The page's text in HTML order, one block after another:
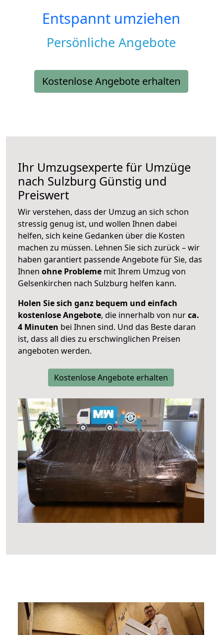
Entspannt umziehen
Persönliche Angebote
Kostenlose Angebote erhalten
Ihr Umzugsexperte für Umzüge
nach Sulzburg Günstig und
Preiswert
Wir verstehen, dass der Umzug an sich schon
stressig genug ist, und wollen Ihnen dabei
helfen, sich keine Gedanken über die Kosten
machen zu müssen. Lehnen Sie sich zurück – wir
haben garantiert passende Angebote für Sie, das
Ihnen ohne Probleme mit Ihrem Umzug von
Gelsenkirchen nach Sulzburg helfen kann.
Holen Sie sich ganz bequem und einfach
kostenlose Angebote, die innerhalb von nurca.
4 Minuten bei Ihnen sind. Und das Beste daran
ist, dass all dies zu erschwinglichen Preisen
angeboten werden.
Kostenlose Angebote erhalten